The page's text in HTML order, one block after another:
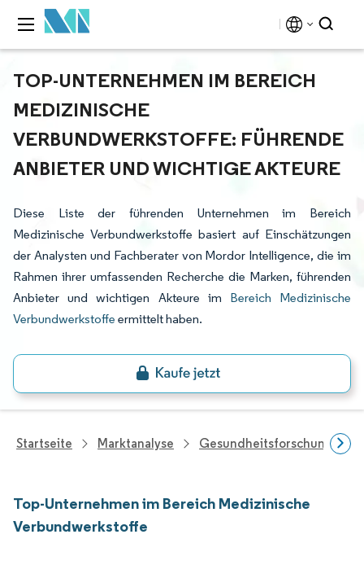
TOP-UNTERNEHMEN IM BEREICH
MEDIZINISCHE
VERBUNDWERKSTOFFE: FÜHRENDE
ANBIETER UND WICHTIGE AKTEURE
Diese Liste der führenden Unternehmen im Bereich
Medizinische Verbundwerkstoffe basiert auf Einschätzungen
der Analysten und Fachberater von Mordor Intelligence, die im
Rahmen ihrer umfassenden Recherche die Marken, führenden
Anbieter und wichtigen Akteure im Bereich Medizinische
Verbundwerkstoffe ermittelt haben.
Startseite Marktanalyse Gesundheitsforschung
Top-Unternehmen im Bereich Medizinische
Verbundwerkstoffe